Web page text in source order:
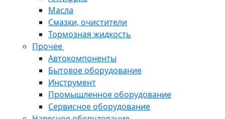
Масла
Смазки, очистители
Тормозная жидкость
Прочее
Автокомпоненты
Бытовое оборудование
Инструмент
Промышленное оборудование
Сервисное оборудование